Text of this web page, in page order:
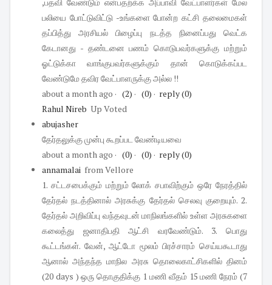
பலியை போட்டுவிட்டு -உங்களை போன்ற கட்சி தலைமைகள்
தப்பித்து அரசியல் பிழைப்பு நடத்த நினைப்பது வெட்க
கேடானது - தண்டனை பணம் கொடுபவர்களுக்கு மற்றும்
ஓட்டுக்கா வாங்குபவர்களுக்கும் தான் கொடுக்கப்பட
வேண்டுமே தவிர வேட்பாளருக்கு அல்ல !!
about a month ago · (2) · (0) · reply(0)
Rahul Nireb Up Voted
abujasher
தேர்தலுக்கு முன்பு கூறப்பட வேண்டியவை
about a month ago · (0) · (0) · reply(0)
annamalai from Vellore
1. சட்டசபைக்கும் மற்றும் லோக் சபாவிற்கும் ஒரே நேரத்தில்
தேர்தல் நடத்தினால் அரசுக்கு தேர்தல் செலவு குறையும். 2.
தேர்தல் அறிவிப்பு வந்தவுடன் மாநிலங்களில் உள்ள அரசுகளை
கலைத்து ஜனாதிபதி ஆட்சி வரவேண்டும். 3. பொது
கூட்டங்கள். வேன், ஆட்டோ மூலம் பிரச்சாரம் செய்யகூடாது
ஆனால் அந்தந்த மாநில அரசு தொலைகாட்சிகளில் தினம்
(20 days ) ஒரு தொகுதிக்கு 1 மணி வீதம் 15 மணி நேரம் (7